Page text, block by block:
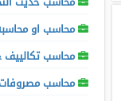
محاسب او
محاسب
محاسب